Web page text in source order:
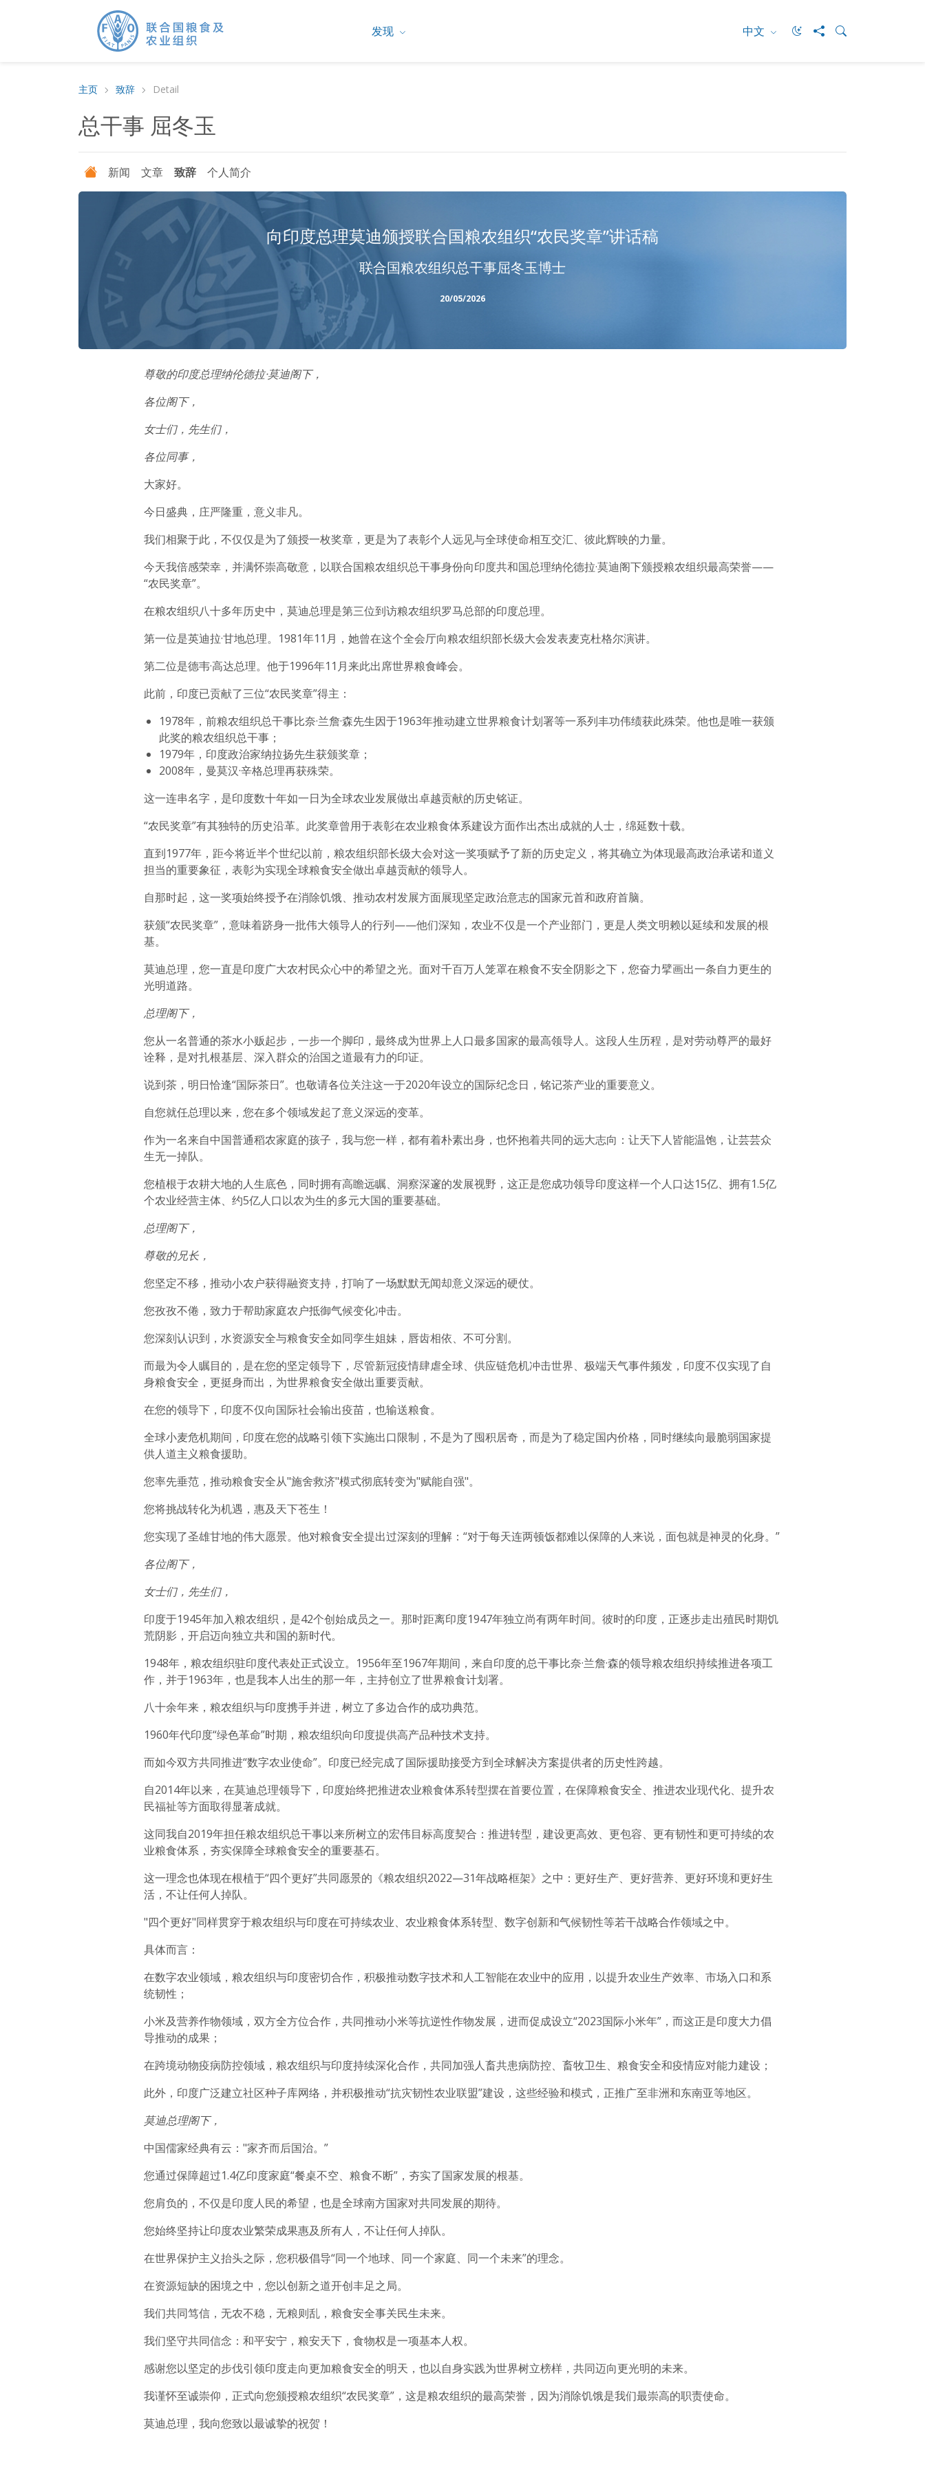
发现 中文
主页 致辞 Detail
总干事 屈冬玉
新闻 文章 致辞 个人简介
向印度总理莫迪颁授联合国粮农组织“农民奖章”讲话稿
联合国粮农组织总干事屈冬玉博士
20/05/2026
尊敬的印度总理纳伦德拉·莫迪阁下，
各位阁下，
女士们，先生们，
各位同事，
大家好。
今日盛典，庄严隆重，意义非凡。
我们相聚于此，不仅仅是为了颁授一枚奖章，更是为了表彰个人远见与全球使命相互交汇、彼此辉映的力量。
今天我倍感荣幸，并满怀崇高敬意，以联合国粮农组织总干事身份向印度共和国总理纳伦德拉·莫迪阁下颁授粮农组织最高荣誉——
“农民奖章”。
在粮农组织八十多年历史中，莫迪总理是第三位到访粮农组织罗马总部的印度总理。
第一位是英迪拉·甘地总理。1981年11月，她曾在这个全会厅向粮农组织部长级大会发表麦克杜格尔演讲。
第二位是德韦·高达总理。他于1996年11月来此出席世界粮食峰会。
此前，印度已贡献了三位“农民奖章”得主：
1978年，前粮农组织总干事比奈·兰詹·森先生因于1963年推动建立世界粮食计划署等一系列丰功伟绩获此殊荣。他也是唯一获颁
此奖的粮农组织总干事；
1979年，印度政治家纳拉扬先生获颁奖章；
2008年，曼莫汉·辛格总理再获殊荣。
这一连串名字，是印度数十年如一日为全球农业发展做出卓越贡献的历史铭证。
“农民奖章”有其独特的历史沿革。此奖章曾用于表彰在农业粮食体系建设方面作出杰出成就的人士，绵延数十载。
直到1977年，距今将近半个世纪以前，粮农组织部长级大会对这一奖项赋予了新的历史定义，将其确立为体现最高政治承诺和道义
担当的重要象征，表彰为实现全球粮食安全做出卓越贡献的领导人。
自那时起，这一奖项始终授予在消除饥饿、推动农村发展方面展现坚定政治意志的国家元首和政府首脑。
获颁“农民奖章”，意味着跻身一批伟大领导人的行列——他们深知，农业不仅是一个产业部门，更是人类文明赖以延续和发展的根
基。
莫迪总理，您一直是印度广大农村民众心中的希望之光。面对千百万人笼罩在粮食不安全阴影之下，您奋力擘画出一条自力更生的
光明道路。
总理阁下，
您从一名普通的茶水小贩起步，一步一个脚印，最终成为世界上人口最多国家的最高领导人。这段人生历程，是对劳动尊严的最好
诠释，是对扎根基层、深入群众的治国之道最有力的印证。
说到茶，明日恰逢“国际茶日”。也敬请各位关注这一于2020年设立的国际纪念日，铭记茶产业的重要意义。
自您就任总理以来，您在多个领域发起了意义深远的变革。
作为一名来自中国普通稻农家庭的孩子，我与您一样，都有着朴素出身，也怀抱着共同的远大志向：让天下人皆能温饱，让芸芸众
生无一掉队。
您植根于农耕大地的人生底色，同时拥有高瞻远瞩、洞察深邃的发展视野，这正是您成功领导印度这样一个人口达15亿、拥有1.5亿
个农业经营主体、约5亿人口以农为生的多元大国的重要基础。
总理阁下，
尊敬的兄长，
您坚定不移，推动小农户获得融资支持，打响了一场默默无闻却意义深远的硬仗。
您孜孜不倦，致力于帮助家庭农户抵御气候变化冲击。
您深刻认识到，水资源安全与粮食安全如同孪生姐妹，唇齿相依、不可分割。
而最为令人瞩目的，是在您的坚定领导下，尽管新冠疫情肆虐全球、供应链危机冲击世界、极端天气事件频发，印度不仅实现了自
身粮食安全，更挺身而出，为世界粮食安全做出重要贡献。
在您的领导下，印度不仅向国际社会输出疫苗，也输送粮食。
全球小麦危机期间，印度在您的战略引领下实施出口限制，不是为了囤积居奇，而是为了稳定国内价格，同时继续向最脆弱国家提
供人道主义粮食援助。
您率先垂范，推动粮食安全从"施舍救济"模式彻底转变为"赋能自强"。
您将挑战转化为机遇，惠及天下苍生！
您实现了圣雄甘地的伟大愿景。他对粮食安全提出过深刻的理解：“对于每天连两顿饭都难以保障的人来说，面包就是神灵的化身。”
各位阁下，
女士们，先生们，
印度于1945年加入粮农组织，是42个创始成员之一。那时距离印度1947年独立尚有两年时间。彼时的印度，正逐步走出殖民时期饥
荒阴影，开启迈向独立共和国的新时代。
1948年，粮农组织驻印度代表处正式设立。1956年至1967年期间，来自印度的总干事比奈·兰詹·森的领导粮农组织持续推进各项工
作，并于1963年，也是我本人出生的那一年，主持创立了世界粮食计划署。
八十余年来，粮农组织与印度携手并进，树立了多边合作的成功典范。
1960年代印度“绿色革命”时期，粮农组织向印度提供高产品种技术支持。
而如今双方共同推进“数字农业使命”。印度已经完成了国际援助接受方到全球解决方案提供者的历史性跨越。
自2014年以来，在莫迪总理领导下，印度始终把推进农业粮食体系转型摆在首要位置，在保障粮食安全、推进农业现代化、提升农
民福祉等方面取得显著成就。
这同我自2019年担任粮农组织总干事以来所树立的宏伟目标高度契合：推进转型，建设更高效、更包容、更有韧性和更可持续的农
业粮食体系，夯实保障全球粮食安全的重要基石。
这一理念也体现在根植于“四个更好”共同愿景的《粮农组织2022—31年战略框架》之中：更好生产、更好营养、更好环境和更好生
活，不让任何人掉队。
"四个更好"同样贯穿于粮农组织与印度在可持续农业、农业粮食体系转型、数字创新和气候韧性等若干战略合作领域之中。
具体而言：
在数字农业领域，粮农组织与印度密切合作，积极推动数字技术和人工智能在农业中的应用，以提升农业生产效率、市场入口和系
统韧性；
小米及营养作物领域，双方全方位合作，共同推动小米等抗逆性作物发展，进而促成设立“2023国际小米年”，而这正是印度大力倡
导推动的成果；
在跨境动物疫病防控领域，粮农组织与印度持续深化合作，共同加强人畜共患病防控、畜牧卫生、粮食安全和疫情应对能力建设；
此外，印度广泛建立社区种子库网络，并积极推动“抗灾韧性农业联盟”建设，这些经验和模式，正推广至非洲和东南亚等地区。
莫迪总理阁下，
中国儒家经典有云："家齐而后国治。”
您通过保障超过1.4亿印度家庭“餐桌不空、粮食不断”，夯实了国家发展的根基。
您肩负的，不仅是印度人民的希望，也是全球南方国家对共同发展的期待。
您始终坚持让印度农业繁荣成果惠及所有人，不让任何人掉队。
在世界保护主义抬头之际，您积极倡导“同一个地球、同一个家庭、同一个未来”的理念。
在资源短缺的困境之中，您以创新之道开创丰足之局。
我们共同笃信，无农不稳，无粮则乱，粮食安全事关民生未来。
我们坚守共同信念：和平安宁，粮安天下，食物权是一项基本人权。
感谢您以坚定的步伐引领印度走向更加粮食安全的明天，也以自身实践为世界树立榜样，共同迈向更光明的未来。
我谨怀至诚崇仰，正式向您颁授粮农组织“农民奖章”，这是粮农组织的最高荣誉，因为消除饥饿是我们最崇高的职责使命。
莫迪总理，我向您致以最诚挚的祝贺！